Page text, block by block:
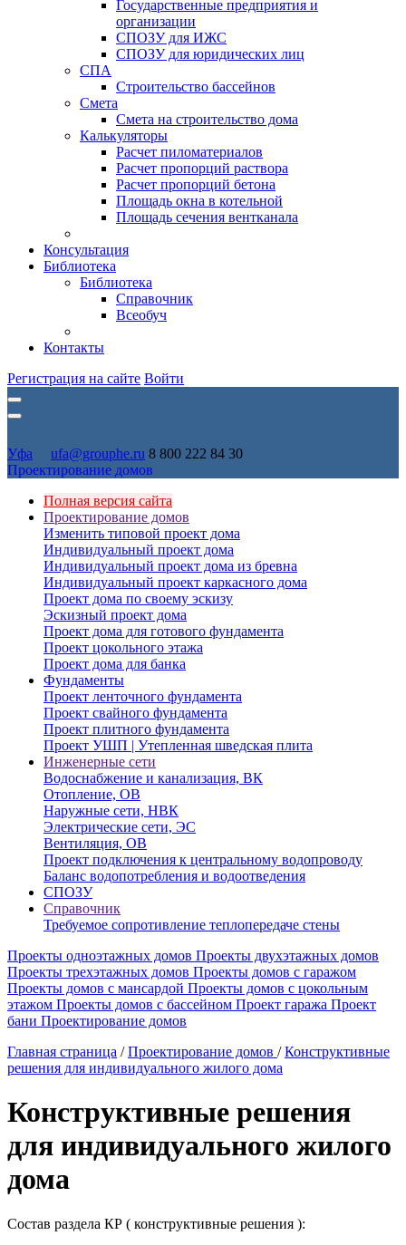
Государственные предприятия и
организации
СПОЗУ для ИЖС
СПОЗУ для юридических лиц
СПА
Строительство бассейнов
Смета
Смета на строительство дома
Калькуляторы
Расчет пиломатериалов
Расчет пропорций раствора
Расчет пропорций бетона
Площадь окна в котельной
Площадь сечения вентканала
Консультация
Библиотека
Библиотека
Справочник
Всеобуч
Контакты
Регистрация на сайте Войти
Уфа ufa@grouphe.ru 8 800 222 84 30
Проектирование домов
Полная версия сайта
Проектирование домов
Изменить типовой проект дома
Индивидуальный проект дома
Индивидуальный проект дома из бревна
Индивидуальный проект каркасного дома
Проект дома по своему эскизу
Эскизный проект дома
Проект дома для готового фундамента
Проект цокольного этажа
Проект дома для банка
Фундаменты
Проект ленточного фундамента
Проект свайного фундамента
Проект плитного фундамента
Проект УШП | Утепленная шведская плита
Инженерные сети
Водоснабжение и канализация, ВК
Отопление, ОВ
Наружные сети, НВК
Электрические сети, ЭС
Вентиляция, ОВ
Проект подключения к центральному водопроводу
Баланс водопотребления и водоотведения
СПОЗУ
Справочник
Требуемое сопротивление теплопередаче стены
Проекты одноэтажных домов Проекты двухэтажных домов
Проекты трехэтажных домов Проекты домов с гаражом
Проекты домов с мансардой Проекты домов с цокольным
этажом Проекты домов с бассейном Проект гаража Проект
бани Проектирование домов
Главная страница / Проектирование домов / Конструктивные
решения для индивидуального жилого дома
Конструктивные решения
для индивидуального жилого
дома
Состав раздела КР ( конструктивные решения ):